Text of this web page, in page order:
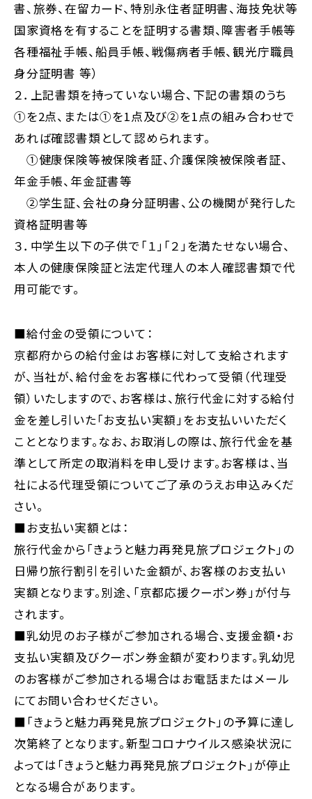
書、旅券、在留カード、特別永住者証明書、海技免状等
国家資格を有することを証明する書類、障害者手帳等
各種福祉手帳、船員手帳、戦傷病者手帳、観光庁職員
身分証明書 等）
２．上記書類を持っていない場合、下記の書類のうち
①を2点、または①を1点及び②を1点の組み合わせで
あれば確認書類として認められます。
①健康保険等被保険者証、介護保険被保険者証、
年金手帳、年金証書等
②学生証、会社の身分証明書、公の機関が発行した
資格証明書等
３．中学生以下の子供で「１」「２」を満たせない場合、
本人の健康保険証と法定代理人の本人確認書類で代
用可能です。
■給付金の受領について：
京都府からの給付金はお客様に対して支給されます
が、当社が、給付金をお客様に代わって受領（代理受
領）いたしますので、お客様は、旅行代金に対する給付
金を差し引いた「お支払い実額」をお支払いいただく
こととなります。なお、お取消しの際は、旅行代金を基
準として所定の取消料を申し受けます。お客様は、当
社による代理受領についてご了承のうえお申込みくだ
さい。
■お支払い実額とは：
旅行代金から「きょうと魅力再発見旅プロジェクト」の
日帰り旅行割引を引いた金額が、お客様のお支払い
実額となります。別途、「京都応援クーポン券」が付与
されます。
■乳幼児のお子様がご参加される場合、支援金額・お
支払い実額及びクーポン券金額が変わります。乳幼児
のお客様がご参加される場合はお電話またはメール
にてお問い合わせください。
■「きょうと魅力再発見旅プロジェクト」の予算に達し
次第終了となります。新型コロナウイルス感染状況に
よっては「きょうと魅力再発見旅プロジェクト」が停止
となる場合があります。